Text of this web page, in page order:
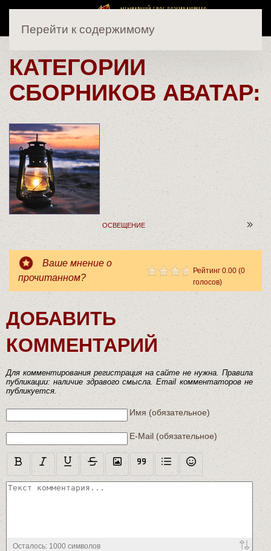
Перейти к содержимому
КАТЕГОРИИ
СБОРНИКОВ АВАТАР:
ОСВЕЩЕНИЕ
Ваше мнение о
прочитанном?
Рейтинг 0.00 (0
голосов)
ДОБАВИТЬ
КОММЕНТАРИЙ
Для комментирования регистрация на сайте не нужна. Правила
публикации: наличие здравого смысла. Email комментаторов не
публикуется.
Имя (обязательное)
E-Mail (обязательное)
Текст комментария
Осталось: 1000 символов